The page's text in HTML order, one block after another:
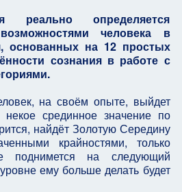
реально определяется
человека в
основанных на 12 простых
сознания в работе с
на своём опыте, выйдет
срединное значение по
найдёт Золотую Середину
крайностями, только
поднимется на следующий
ему больше делать будет